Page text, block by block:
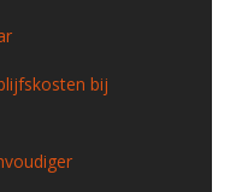
bij